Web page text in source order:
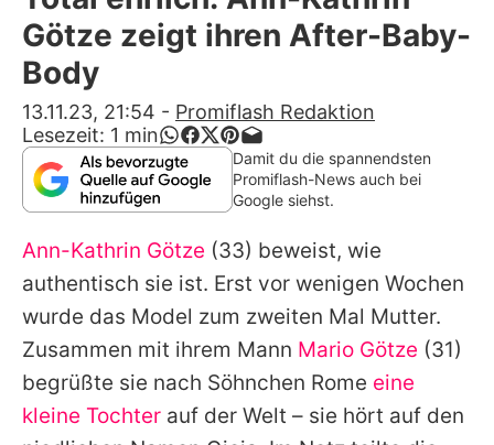
Alle Themen auf Promiflash
App runterladen
Team
Redaktionelle Richtlinien
Impressum
Datenschutzerklärung
Nutzungsbedingungen
Utiq verwalten
Götze zeigt ihren After-Baby-
Body
13.11.23, 21:54 - Promiflash Redaktion
Lesezeit: 1 min
Damit du die spannendsten
Promiflash-News auch bei
Google siehst.
Ann-Kathrin Götze (33) beweist, wie
authentisch sie ist. Erst vor wenigen Wochen
wurde das Model zum zweiten Mal Mutter.
Zusammen mit ihrem Mann Mario Götze (31)
begrüßte sie nach Söhnchen Rome eine
kleine Tochter auf der Welt – sie hört auf den